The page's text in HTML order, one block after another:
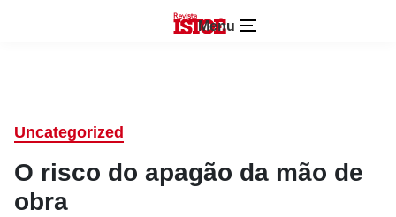
Menu
Uncategorized
O risco do apagão da mão de
obra